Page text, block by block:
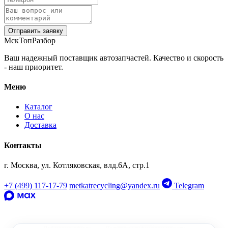
Отправить заявку
МскТопРазбор
Ваш надежный поставщик автозапчастей. Качество и скорость
- наш приоритет.
Меню
Каталог
О нас
Доставка
Контакты
г. Москва, ул. Котляковская, влд.6А, стр.1
+7 (499) 117-17-79 metkatrecycling@yandex.ru Telegram